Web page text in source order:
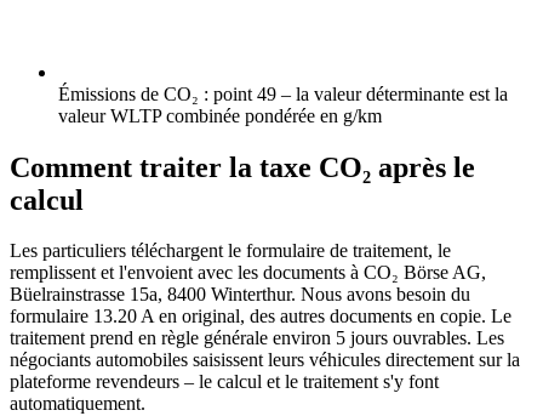
Émissions de CO₂ : point 49 – la valeur déterminante est la
valeur WLTP combinée pondérée en g/km
Comment traiter la taxe CO₂ après le
calcul
Les particuliers téléchargent le formulaire de traitement, le
remplissent et l'envoient avec les documents à CO₂ Börse AG,
Büelrainstrasse 15a, 8400 Winterthur. Nous avons besoin du
formulaire 13.20 A en original, des autres documents en copie. Le
traitement prend en règle générale environ 5 jours ouvrables. Les
négociants automobiles saisissent leurs véhicules directement sur la
plateforme revendeurs – le calcul et le traitement s'y font
automatiquement.